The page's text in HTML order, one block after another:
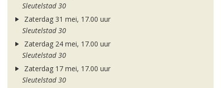
Sleutelstad 30
Zaterdag 31 mei, 17.00 uur
Sleutelstad 30
Zaterdag 24 mei, 17.00 uur
Sleutelstad 30
Zaterdag 17 mei, 17.00 uur
Sleutelstad 30